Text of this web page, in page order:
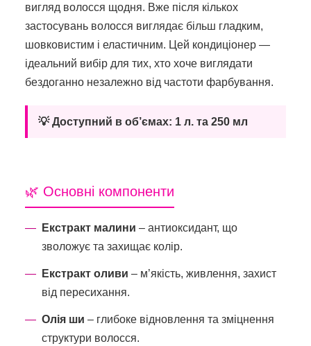
вигляд волосся щодня. Вже після кількох
застосувань волосся виглядає більш гладким,
шовковистим і еластичним. Цей кондиціонер —
ідеальний вибір для тих, хто хоче виглядати
бездоганно незалежно від частоти фарбування.
💡 Доступний в об’ємах: 1 л. та 250 мл
🌿 Основні компоненти
Екстракт малини – антиоксидант, що
зволожує та захищає колір.
Екстракт оливи – м’якість, живлення, захист
від пересихання.
Олія ши – глибоке відновлення та зміцнення
структури волосся.